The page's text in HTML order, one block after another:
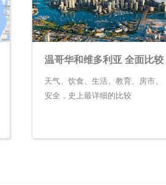
温哥华和维多利亚 全面比较
天气、饮食、生活、教育、房市、
安全，史上最详细的比较